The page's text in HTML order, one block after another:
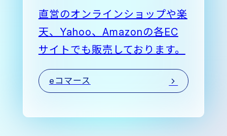
直営のオンラインショップや楽
天、Yahoo、Amazonの各EC
サイトでも販売しております。
eコマース